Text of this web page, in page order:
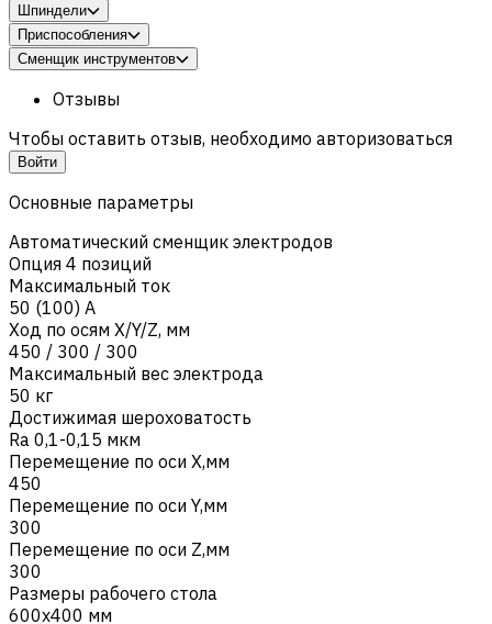
Шпиндели
Приспособления
Сменщик инструментов
Отзывы
Чтобы оставить отзыв, необходимо авторизоваться
Войти
Основные параметры
Автоматический сменщик электродов
Опция 4 позиций
Максимальный ток
50 (100) А
Ход по осям X/Y/Z, мм
450 / 300 / 300
Максимальный вес электрода
50 кг
Достижимая шероховатость
Ra 0,1-0,15 мкм
Перемещение по оси X,мм
450
Перемещение по оси Y,мм
300
Перемещение по оси Z,мм
300
Размеры рабочего стола
600х400 мм